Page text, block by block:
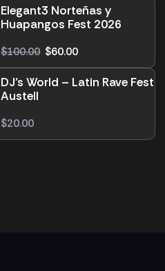
Elegant3 Norteñas y
Huapangos Fest 2026
$100.00 $60.00
DJ’s World – Latin Rave Fest
Austell
$20.00